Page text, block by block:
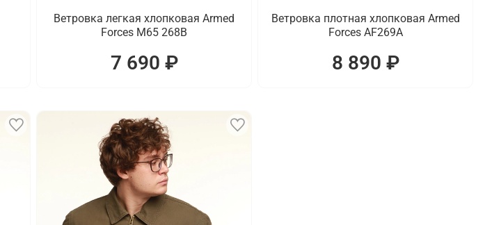
Ветровка легкая хлопковая Armed
Forces M65 268B
7 690 ₽
Ветровка плотная хлопковая Armed
Forces AF269A
8 890 ₽